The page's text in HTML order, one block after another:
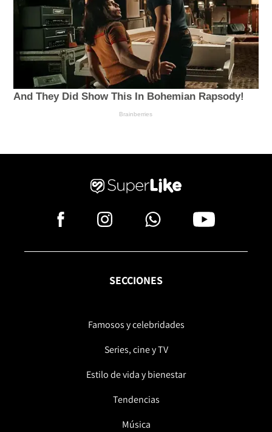
SECCIONES
Famosos y celebridades
Series, cine y TV
Estilo de vida y bienestar
Tendencias
Música